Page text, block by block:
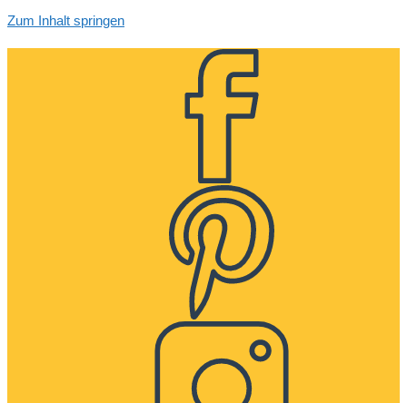
Zum Inhalt springen